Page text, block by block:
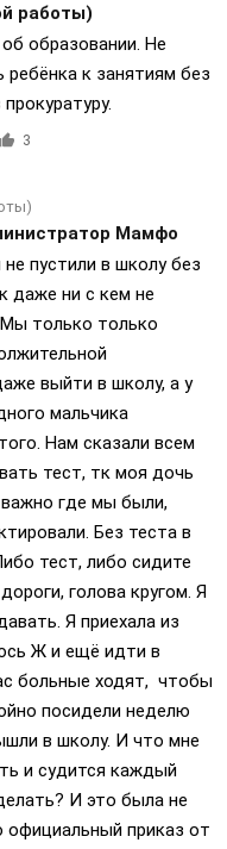
работы)
образовании. Не
к занятиям без
3
Мамфо
не пустили в школу без
даже ни с кем не
Мы только только
выйти в школу, а у
мальчика
Нам сказали всем
тест, тк моя дочь
важно где мы были,
Без теста в
тест, либо сидите
голова кругом. Я
Я приехала из
Ж и ещё идти в
больные ходят, чтобы
посидели неделю
в школу. И что мне
и судится каждый
И это была не
приказ от